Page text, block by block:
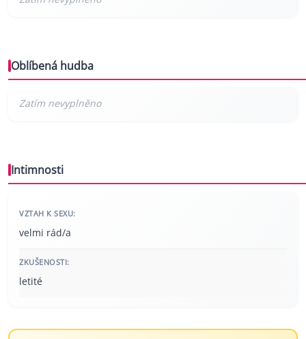
Oblíbená hudba
Intimnosti
VZTAH K SEXU:
velmi rád/a
ZKUŠENOSTI:
letité